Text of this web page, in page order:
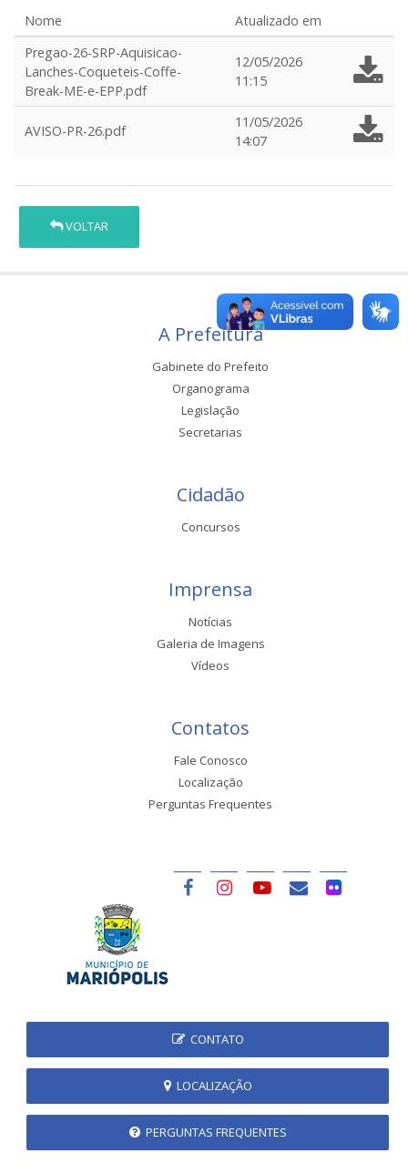
Nome
Atualizado em
Pregao-26-SRP-Aquisicao-
Lanches-Coqueteis-Coffe-
Break-ME-e-EPP.pdf
12/05/2026
11:15
AVISO-PR-26.pdf
11/05/2026
14:07
VOLTAR
A Prefeitura
Gabinete do Prefeito
Organograma
Legislação
Secretarias
Cidadão
Concursos
Imprensa
Notícias
Galeria de Imagens
Vídeos
Contatos
Fale Conosco
Localização
Perguntas Frequentes
CONTATO
LOCALIZAÇÃO
PERGUNTAS FREQUENTES